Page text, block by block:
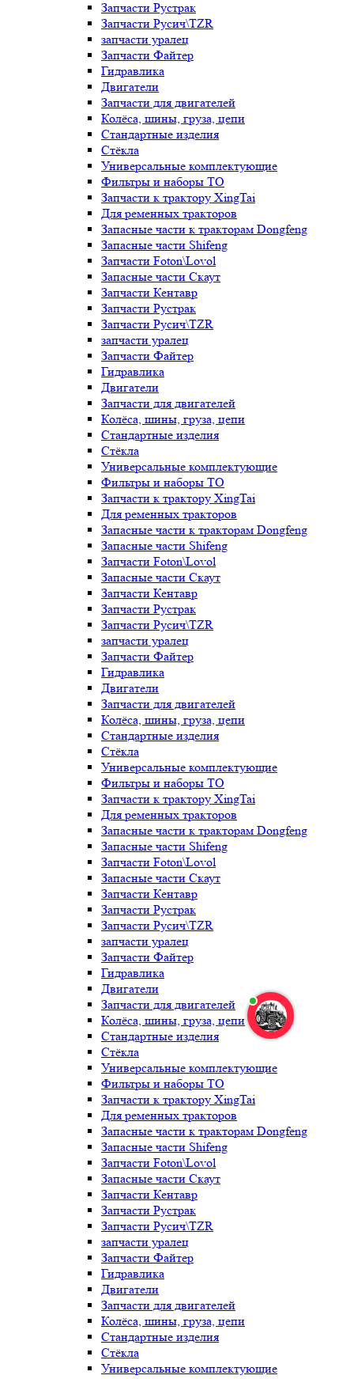
Запчасти Рустрак
Запчасти Русич\TZR
запчасти уралец
Запчасти Файтер
Гидравлика
Двигатели
Запчасти для двигателей
Колёса, шины, груза, цепи
Стандартные изделия
Стёкла
Универсальные комплектующие
Фильтры и наборы ТО
Запчасти к трактору XingTai
Для ременных тракторов
Запасные части к тракторам Dongfeng
Запасные части Shifeng
Запчасти Foton\Lovol
Запасные части Скаут
Запчасти Кентавр
Запчасти Рустрак
Запчасти Русич\TZR
запчасти уралец
Запчасти Файтер
Гидравлика
Двигатели
Запчасти для двигателей
Колёса, шины, груза, цепи
Стандартные изделия
Стёкла
Универсальные комплектующие
Фильтры и наборы ТО
Запчасти к трактору XingTai
Для ременных тракторов
Запасные части к тракторам Dongfeng
Запасные части Shifeng
Запчасти Foton\Lovol
Запасные части Скаут
Запчасти Кентавр
Запчасти Рустрак
Запчасти Русич\TZR
запчасти уралец
Запчасти Файтер
Гидравлика
Двигатели
Запчасти для двигателей
Колёса, шины, груза, цепи
Стандартные изделия
Стёкла
Универсальные комплектующие
Фильтры и наборы ТО
Запчасти к трактору XingTai
Для ременных тракторов
Запасные части к тракторам Dongfeng
Запасные части Shifeng
Запчасти Foton\Lovol
Запасные части Скаут
Запчасти Кентавр
Запчасти Рустрак
Запчасти Русич\TZR
запчасти уралец
Запчасти Файтер
Гидравлика
Двигатели
Запчасти для двигателей
Колёса, шины, груза, цепи
Стандартные изделия
Стёкла
Универсальные комплектующие
Фильтры и наборы ТО
Запчасти к трактору XingTai
Для ременных тракторов
Запасные части к тракторам Dongfeng
Запасные части Shifeng
Запчасти Foton\Lovol
Запасные части Скаут
Запчасти Кентавр
Запчасти Рустрак
Запчасти Русич\TZR
запчасти уралец
Запчасти Файтер
Гидравлика
Двигатели
Запчасти для двигателей
Колёса, шины, груза, цепи
Стандартные изделия
Стёкла
Универсальные комплектующие